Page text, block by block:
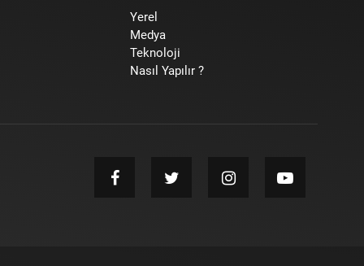
Yerel
Medya
Teknoloji
Nasıl Yapılır ?